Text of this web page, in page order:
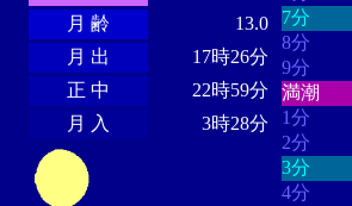
月 齢
13.0
月 出
17時26分
正 中
22時59分
月 入
3時28分
7分
8分
9分
満潮
1分
2分
3分
4分